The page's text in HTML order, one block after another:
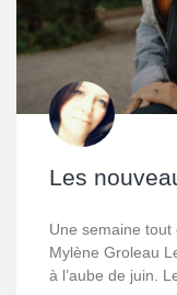
Les
Une semaine
Mylène Groleau
à l’aube de juin.